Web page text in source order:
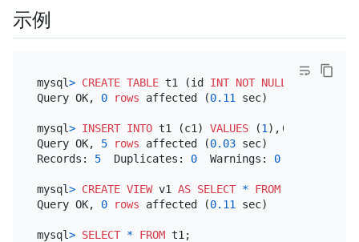
示例
mysql> CREATE TABLE t1 (id INT NOT NULL
PRIMARY
Query OK, 0 rows affected (0.11 sec)
mysql> INSERT INTO t1 (c1) VALUES (1 ),(
Query OK, 5 rows affected (0.03 sec)
Records: 5
  Duplicates:
0
  Warnings:
0
mysql> CREATE VIEW v1 AS SELECT * FROM t1
Query OK, 0 rows affected (0.11 sec)
mysql> SELECT * FROM